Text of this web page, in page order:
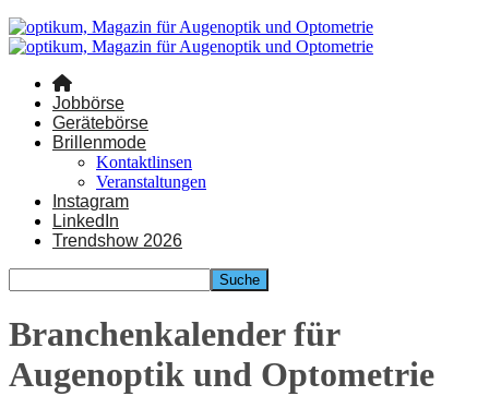
Jobbörse
Gerätebörse
Brillenmode
Kontaktlinsen
Veranstaltungen
Instagram
LinkedIn
Trendshow 2026
Branchenkalender für
Augenoptik und Optometrie